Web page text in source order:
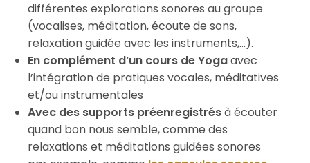
différentes explorations sonores au groupe
(vocalises, méditation, écoute de sons,
relaxation guidée avec les instruments,…).
En complément d’un cours de Yogaavec
l’intégration de pratiques vocales, méditatives
et/ou instrumentales
Avec des supports préenregistrésà écouter
quand bon nous semble, comme des
relaxations et méditations guidées sonores